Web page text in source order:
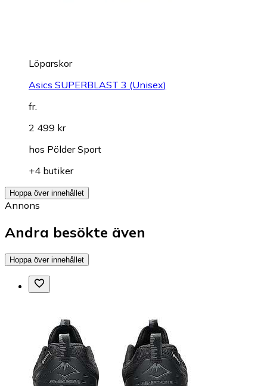
Löparskor
Asics SUPERBLAST 3 (Unisex)
fr.
2 499 kr
hos Pölder Sport
+4 butiker
Hoppa över innehållet
Annons
Andra besökte även
Hoppa över innehållet